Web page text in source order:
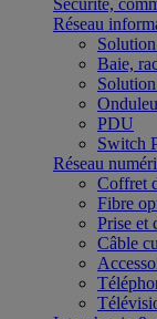
Sécurité,
Réseau
Baie,
PDU
Switch
Réseau
Coffret
Fibre
Prise et
Câble